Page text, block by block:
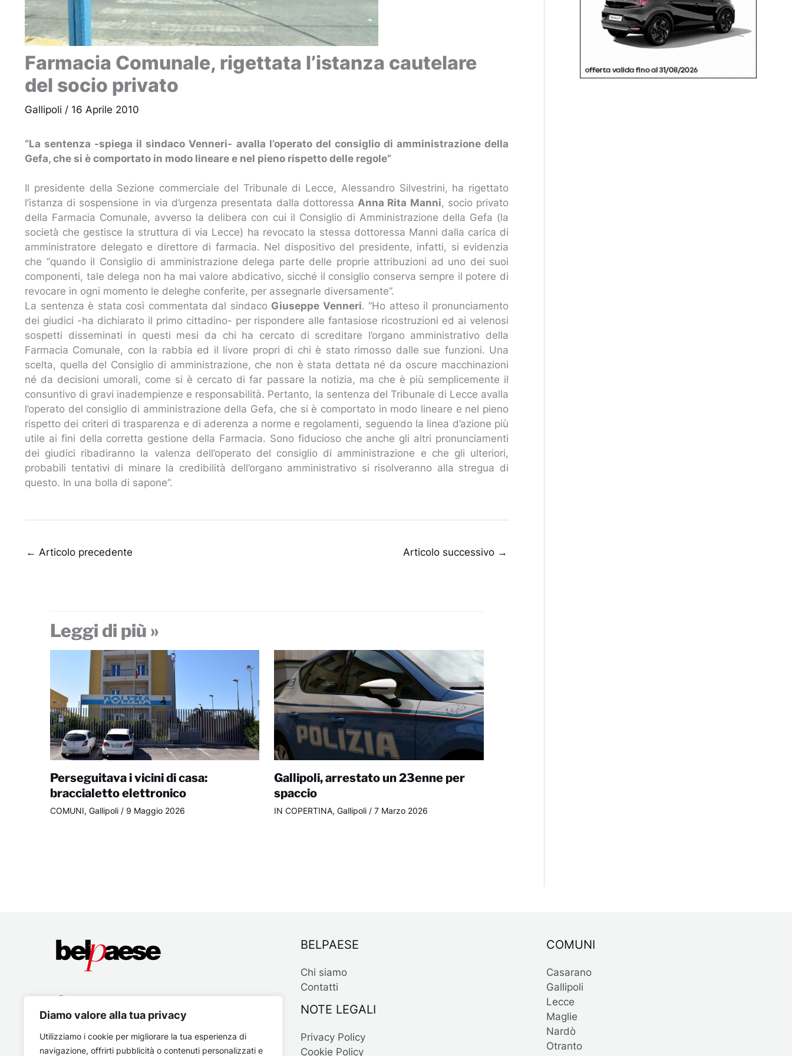
Diamo valore alla tua privacy
Utilizziamo i cookie per migliorare la tua esperienza di
navigazione, offrirti pubblicità o contenuti personalizzati e
Farmacia Comunale, rigettata l’istanza cautelare
del socio privato
Gallipoli / 16 Aprile 2010
“La sentenza -spiega il sindaco Venneri- avalla l’operato del consiglio di amministrazione della
Gefa, che si è comportato in modo lineare e nel pieno rispetto delle regole”
Il presidente della Sezione commerciale del Tribunale di Lecce, Alessandro Silvestrini, ha rigettato
l’istanza di sospensione in via d’urgenza presentata dalla dottoressa Anna Rita Manni, socio privato
della Farmacia Comunale, avverso la delibera con cui il Consiglio di Amministrazione della Gefa (la
società che gestisce la struttura di via Lecce) ha revocato la stessa dottoressa Manni dalla carica di
amministratore delegato e direttore di farmacia. Nel dispositivo del presidente, infatti, si evidenzia
che “quando il Consiglio di amministrazione delega parte delle proprie attribuzioni ad uno dei suoi
componenti, tale delega non ha mai valore abdicativo, sicché il consiglio conserva sempre il potere di
revocare in ogni momento le deleghe conferite, per assegnarle diversamente”.
La sentenza è stata così commentata dal sindaco Giuseppe Venneri. “Ho atteso il pronunciamento
dei giudici -ha dichiarato il primo cittadino- per rispondere alle fantasiose ricostruzioni ed ai velenosi
sospetti disseminati in questi mesi da chi ha cercato di screditare l’organo amministrativo della
Farmacia Comunale, con la rabbia ed il livore propri di chi è stato rimosso dalle sue funzioni. Una
scelta, quella del Consiglio di amministrazione, che non è stata dettata né da oscure macchinazioni
né da decisioni umorali, come si è cercato di far passare la notizia, ma che è più semplicemente il
consuntivo di gravi inadempienze e responsabilità. Pertanto, la sentenza del Tribunale di Lecce avalla
l’operato del consiglio di amministrazione della Gefa, che si è comportato in modo lineare e nel pieno
rispetto dei criteri di trasparenza e di aderenza a norme e regolamenti, seguendo la linea d’azione più
utile ai fini della corretta gestione della Farmacia. Sono fiducioso che anche gli altri pronunciamenti
dei giudici ribadiranno la valenza dell’operato del consiglio di amministrazione e che gli ulteriori,
probabili tentativi di minare la credibilità dell’organo amministrativo si risolveranno alla stregua di
questo. In una bolla di sapone”.
← Articolo precedente Articolo successivo →
Leggi di più »
Perseguitava i vicini di casa:
braccialetto elettronico
COMUNI, Gallipoli/ 9 Maggio 2026
Gallipoli, arrestato un 23enne per
spaccio
IN COPERTINA, Gallipoli / 7 Marzo 2026
BELPAESE
Chi siamo
Contatti
NOTE LEGALI
Privacy Policy
Cookie Policy
COMUNI
Casarano
Gallipoli
Lecce
Maglie
Nardò
Otranto